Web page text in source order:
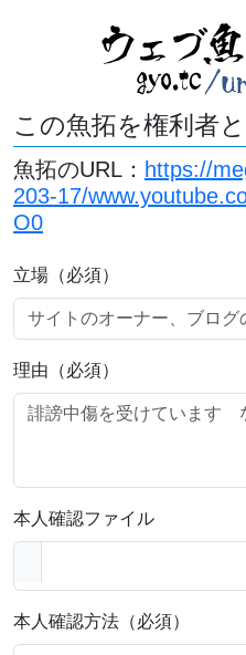
この魚拓を権利者
魚拓のURL： https://
203-17/
O0
立場（必須）
理由（必須）
本人確認ファイル
本人確認方法（必須）